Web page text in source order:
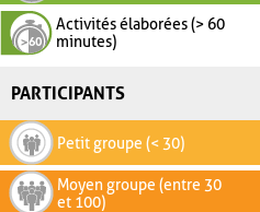
Activités élaborées (> 60
minutes)
PARTICIPANTS
Petit groupe (< 30)
Moyen groupe (entre 30
et 100)